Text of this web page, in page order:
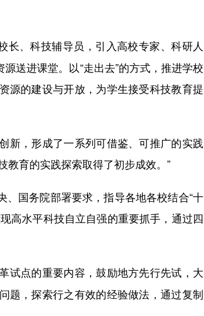
长、科技辅导员，引入高校专家、科研人
送进课堂。以“走出去”的方式，推进学校
源的建设与开放，为学生接受科技教育提
，形成了一系列可借鉴、可推广的实践
教育的实践探索取得了初步成效。”
国务院部署要求，指导各地各校结合“十
高水平科技自立自强的重要抓手，通过四
试点的重要内容，鼓励地方先行先试，大
题，探索行之有效的经验做法，通过复制